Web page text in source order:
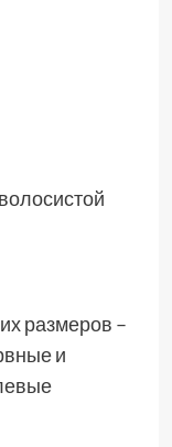
размеров –
и